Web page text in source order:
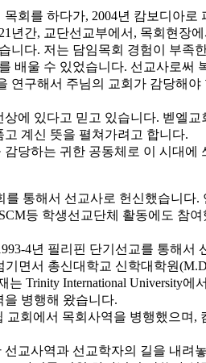
회를 하다가, 2004년 캄보디아
간, 교단선교부에서, 목회현장
다. 저는 담임목회 경험이 부족
배울 수 있었습니다. 선교사로써
구해서 주님의 교회가 감당해
에 있다고 믿고 있습니다. 벧엘
계신 뜻을 펼쳐가려고 합니다.
당하는 귀한 공동체로 이 시대에
통해서 선교사로 헌신했습니
등 학생선교단체 활동에도 참
4년 필리핀 단기선교를 통해서
면서 총신대학교 신학대학원
Trinity International University
병행해 왔습니다.
회에서 목회사역을 병행했으며
교사역과 선교학자의 길을 내려